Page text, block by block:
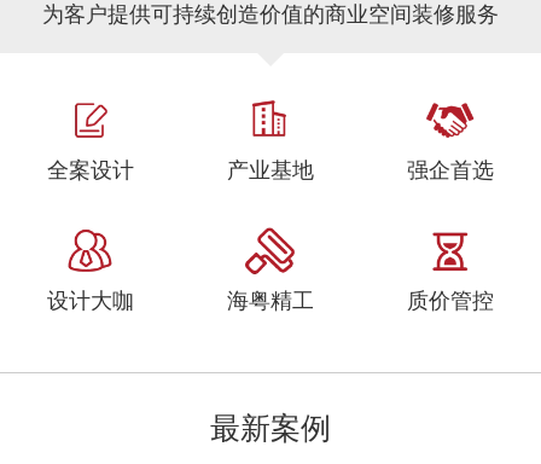
为客户提供可持续创造价值的商业空间装修服务
全案设计 产业基地 强企首选
设计大咖 海粤精工 质价管控
最新案例